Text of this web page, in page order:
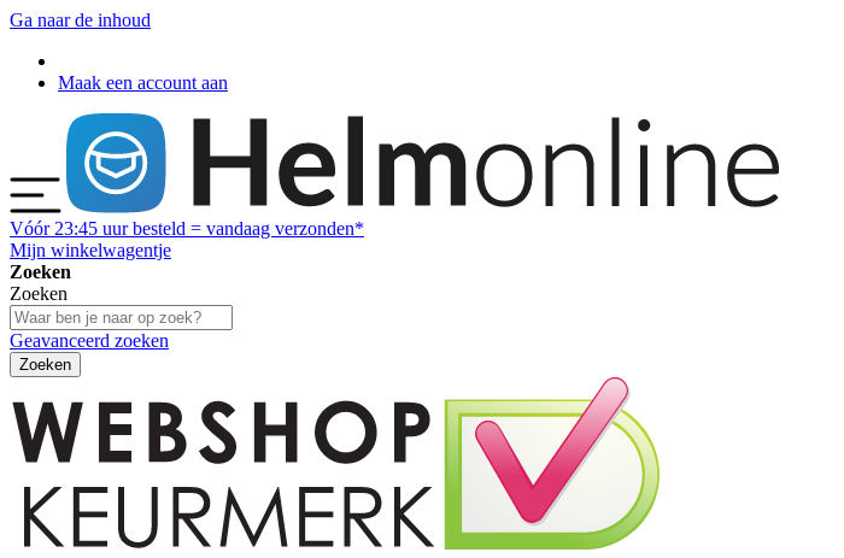
Ga naar de inhoud
Maak een account aan
Vóór 23:45 uur besteld = vandaag verzonden*
Mijn winkelwagentje
Zoeken
Zoeken
Geavanceerd zoeken
Zoeken